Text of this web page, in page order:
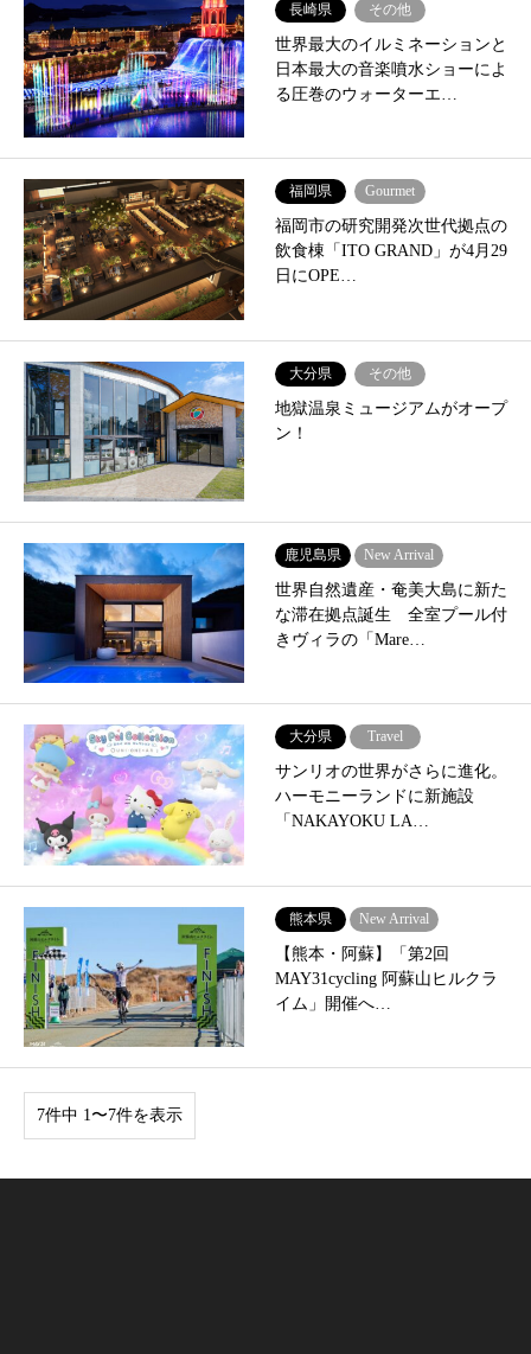
長崎県 その他
世界最大のイルミネーションと
日本最大の音楽噴水ショーによ
る圧巻のウォーターエ…
福岡県 Gourmet
福岡市の研究開発次世代拠点の
飲食棟「ITO GRAND」が4月29
日にOPE…
大分県 その他
地獄温泉ミュージアムがオープ
ン！
鹿児島県 New Arrival
世界自然遺産・奄美大島に新た
な滞在拠点誕生 全室プール付
きヴィラの「Mare…
大分県 Travel
サンリオの世界がさらに進化。
ハーモニーランドに新施設
「NAKAYOKU LA…
熊本県 New Arrival
【熊本・阿蘇】「第2回
MAY31cycling 阿蘇山ヒルクラ
イム」開催へ…
7件中 1〜7件を表示